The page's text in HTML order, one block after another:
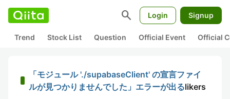
search Login Signup
Trend Stock List Question Official Event Official
「モジュール './supabaseClient' の宣言ファイ
ルが見つかりませんでした」エラーが出るlikers